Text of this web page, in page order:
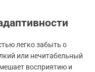
легко забыть о
или нечитабельный
восприятию и